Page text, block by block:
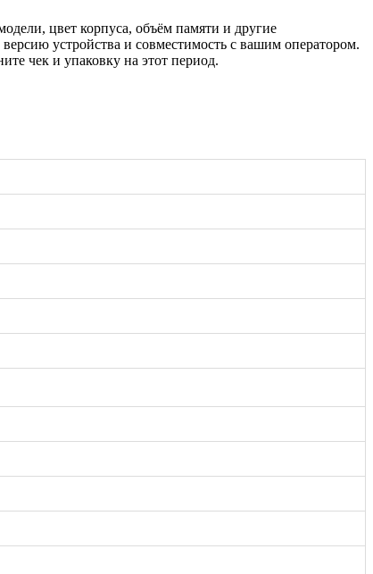
цвет корпуса, объём памяти и другие
устройства и совместимость с вашим оператором.
чек и упаковку на этот период.